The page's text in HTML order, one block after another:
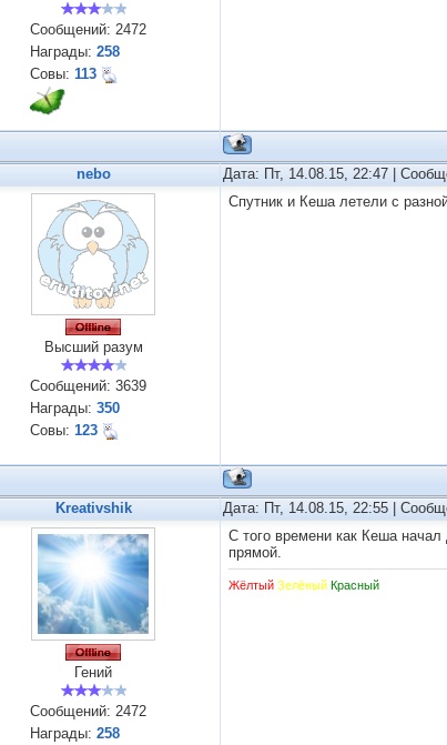
Сообщений: 2472
Награды: 258
Совы: 113
nebo Дата: Пт, 14.08.15, 22:47 |
Высший разум
Сообщений: 3639
Награды: 350
Совы: 123
Спутник и Кеша летели с
Kreativshik Дата: Пт, 14.08.15, 22:55 |
Гений
Сообщений: 2472
Награды: 258
С того времени как Кеша
прямой.
Жёлтый Зелёный Красный